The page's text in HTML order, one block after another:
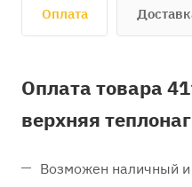
Оплата
Оплата товара
верхняя
Возможен наличный